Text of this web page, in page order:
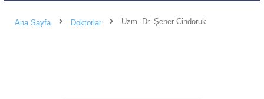
Ana Sayfa Doktorlar Uzm. Dr. Şener Cindoruk